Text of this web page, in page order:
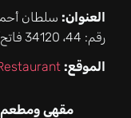
العنوان: سلطان
رقم: 44، 34120 فاتح/ اسطنبول، تركيا.
الموقع:
مقهى ومطعم